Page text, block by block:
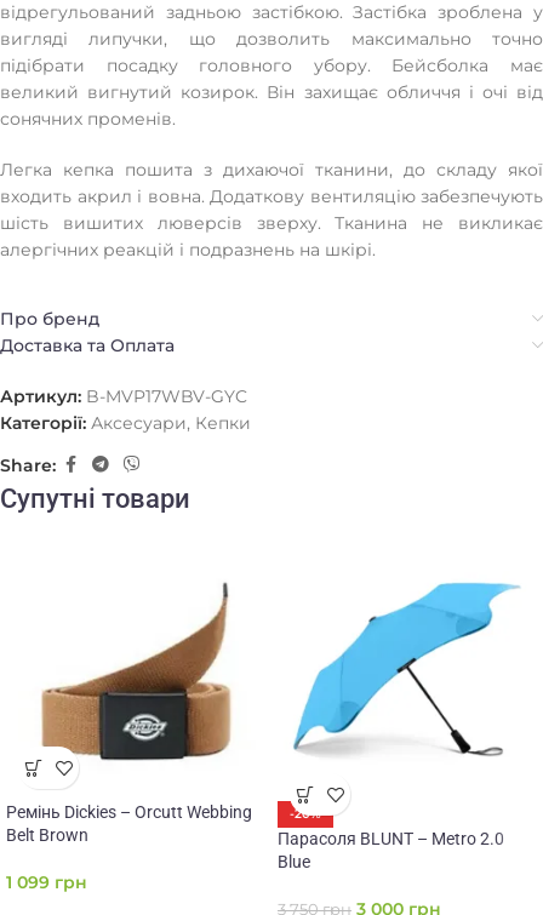
відрегульований задньою застібкою. Застібка зроблена у
вигляді липучки, що дозволить максимально точно
підібрати посадку головного убору. Бейсболка має
великий вигнутий козирок. Він захищає обличчя і очі від
сонячних променів.
Легка кепка пошита з дихаючої тканини, до складу якої
входить акрил і вовна. Додаткову вентиляцію забезпечують
шість вишитих люверсів зверху. Тканина не викликає
алергічних реакцій і подразнень на шкірі.
Про бренд
Доставка та Оплата
Артикул: B-MVP17WBV-GYC
Категорії: Аксесуари, Кепки
Share:
Супутні товари
Ремінь Dickies – Orcutt Webbing
Belt Brown
1 099 грн
-20%
Парасоля BLUNT – Metro 2.0
Blue
3 750грн 3 000 грн